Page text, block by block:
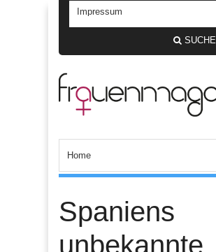
SUCHE
Spaniens
unbekannte